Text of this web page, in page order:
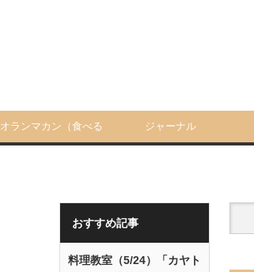
オランマカン（食べる ジャーナル
おすすめ記事
料理教室（5/24）「カヤト